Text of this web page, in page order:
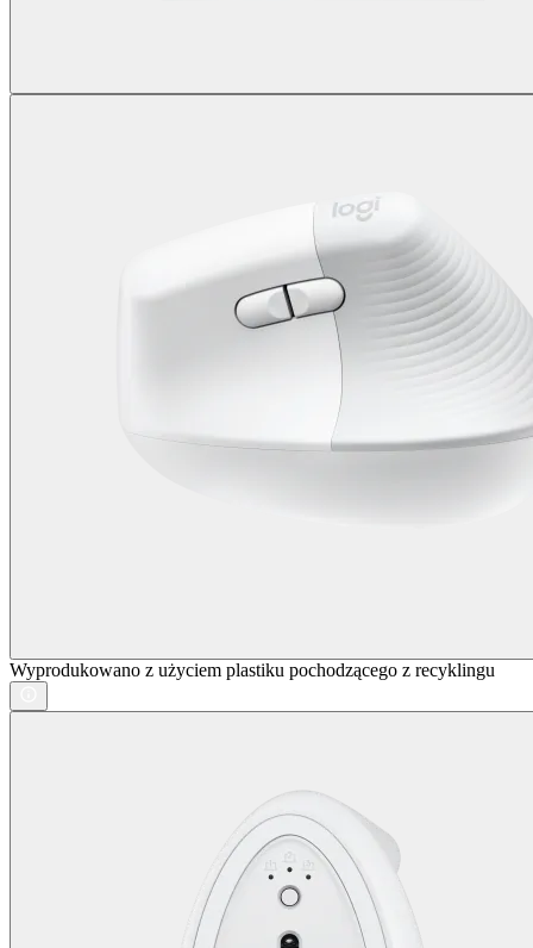
Wyprodukowano z użyciem plastiku pochodzącego z recyklingu